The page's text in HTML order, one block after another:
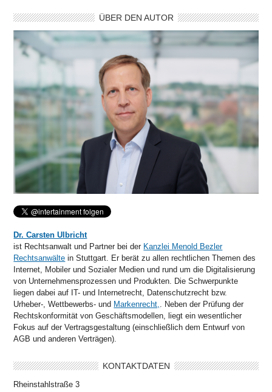
ÜBER DEN AUTOR
Dr. Carsten Ulbricht
ist Rechtsanwalt und Partner bei der Kanzlei Menold Bezler
Rechtsanwälte in Stuttgart. Er berät zu allen rechtlichen Themen des
Internet, Mobiler und Sozialer Medien und rund um die Digitalisierung
von Unternehmensprozessen und Produkten. Die Schwerpunkte
liegen dabei auf IT- und Internetrecht, Datenschutzrecht bzw.
Urheber-, Wettbewerbs- und Markenrecht,
. Neben der Prüfung der
Rechtskonformität von Geschäftsmodellen, liegt ein wesentlicher
Fokus auf der Vertragsgestaltung (einschließlich dem Entwurf von
AGB und anderen Verträgen).
KONTAKTDATEN
Rheinstahlstraße 3